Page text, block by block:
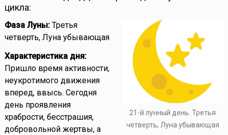
цикла:
21-й лунный день. Третья
четверть, Луна убывающая
Фаза Луны:Третья
четверть, Луна убывающая
Характеристика дня:
Пришло время активности,
неукротимого движения
вперед, ввысь. Сегодня
день проявления
храбрости, бесстрашия,
добровольной жертвы, а